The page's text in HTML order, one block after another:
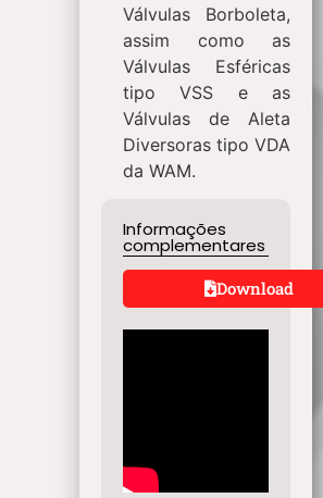
Válvulas Borboleta,
assim como as
Válvulas Esféricas
tipo VSS e as
Válvulas de Aleta
Diversoras tipo VDA
da WAM.
Informações
complementares
Download